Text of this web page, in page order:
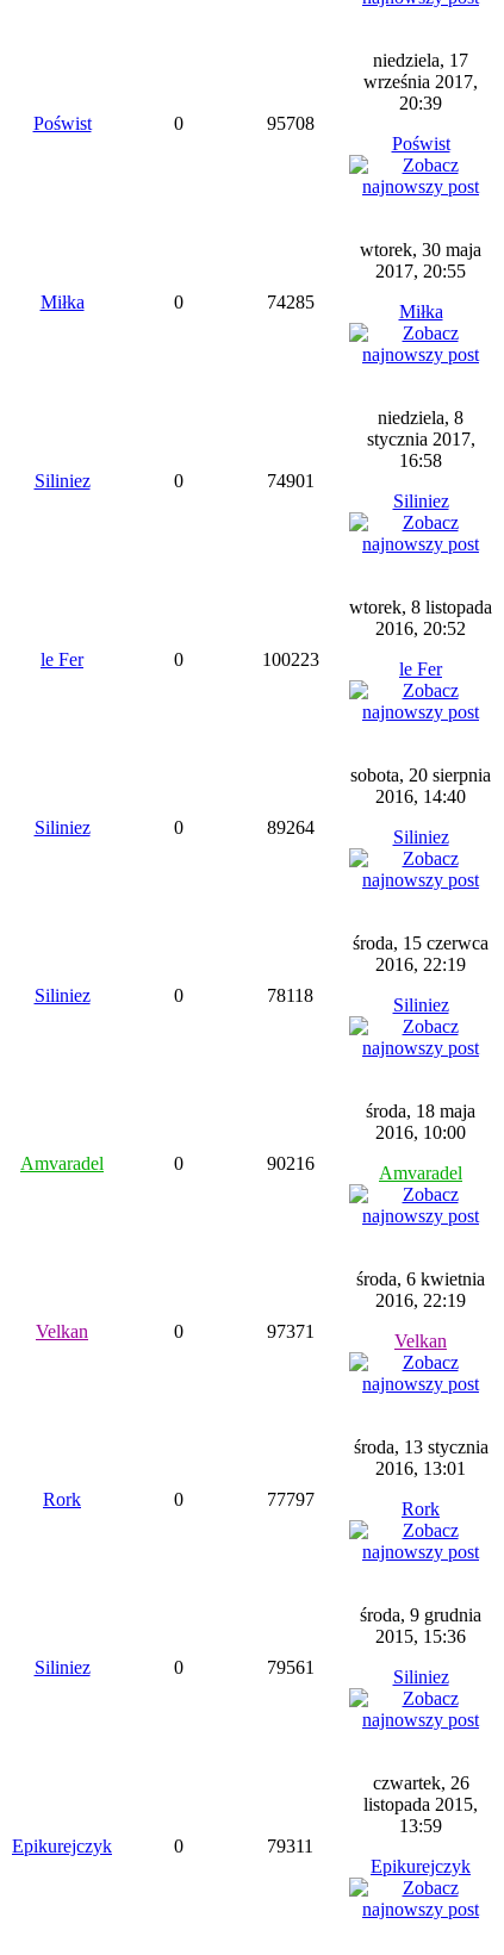
Poświst 0 95708
niedziela, 17
września 2017,
20:39
Poświst
Miłka 0 74285
wtorek, 30 maja
2017, 20:55
Miłka
Siliniez 0 74901
niedziela, 8
stycznia 2017,
16:58
Siliniez
le Fer 0 100223
wtorek, 8 listopada
2016, 20:52
le Fer
Siliniez 0 89264
sobota, 20 sierpnia
2016, 14:40
Siliniez
Siliniez 0 78118
środa, 15 czerwca
2016, 22:19
Siliniez
Amvaradel 0 90216
środa, 18 maja
2016, 10:00
Amvaradel
Velkan 0 97371
środa, 6 kwietnia
2016, 22:19
Velkan
Rork 0 77797
środa, 13 stycznia
2016, 13:01
Rork
Siliniez 0 79561
środa, 9 grudnia
2015, 15:36
Siliniez
Epikurejczyk 0 79311
czwartek, 26
listopada 2015,
13:59
Epikurejczyk